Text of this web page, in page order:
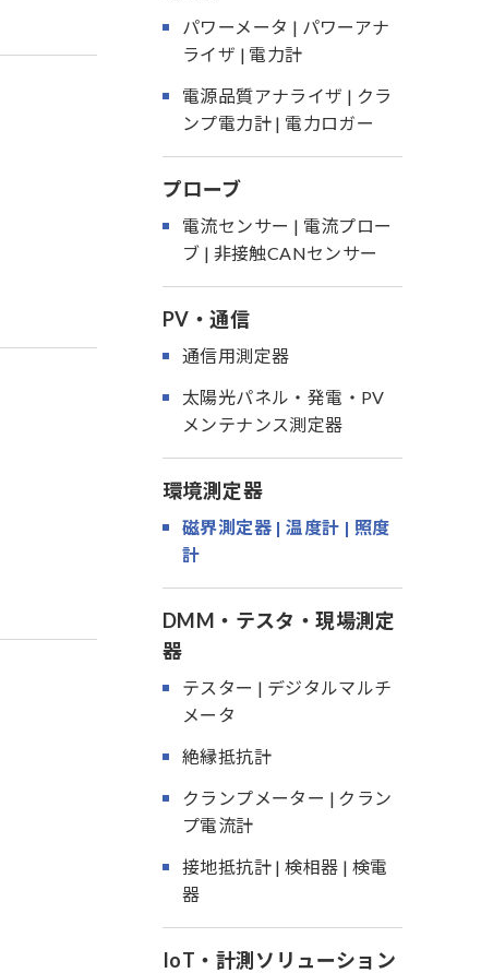
パワーメータ | パワーアナ
ライザ | 電力計
電源品質アナライザ | クラ
ンプ電力計 | 電力ロガー
プローブ
電流センサー | 電流プロー
ブ | 非接触CANセンサー
PV・通信
通信用測定器
太陽光パネル・発電・PV
メンテナンス測定器
環境測定器
磁界測定器 | 温度計 | 照度
計
DMM・テスタ・現場測定
器
テスター | デジタルマルチ
メータ
絶縁抵抗計
クランプメーター | クラン
プ電流計
接地抵抗計 | 検相器 | 検電
器
IoT・計測ソリューション